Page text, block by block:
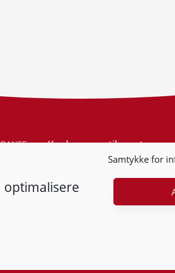
Samtykke for
optimalisere
Konkurransetilsynet
Postboks 439 Sentrum
Org.nr: 974 761 246